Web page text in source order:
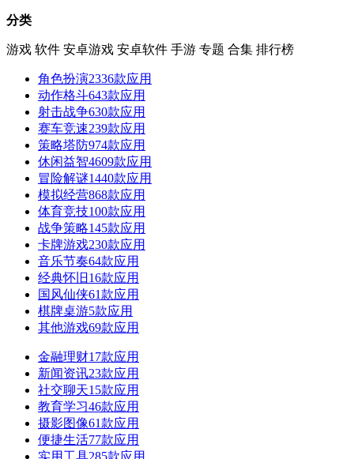
分类
游戏 软件 安卓游戏 安卓软件 手游 专题 合集 排行榜
角色扮演2336款应用
动作格斗643款应用
射击战争630款应用
赛车竞速239款应用
策略塔防974款应用
休闲益智4609款应用
冒险解谜1440款应用
模拟经营868款应用
体育竞技100款应用
战争策略145款应用
卡牌游戏230款应用
音乐节奏64款应用
经典怀旧 16款应用
国风仙侠61款应用
棋牌桌游5款应用
其他游戏69款应用
金融理财17款应用
新闻资讯23款应用
社交聊天15款应用
教育学习46款应用
摄影图像61款应用
便捷生活77款应用
实用工具285款应用